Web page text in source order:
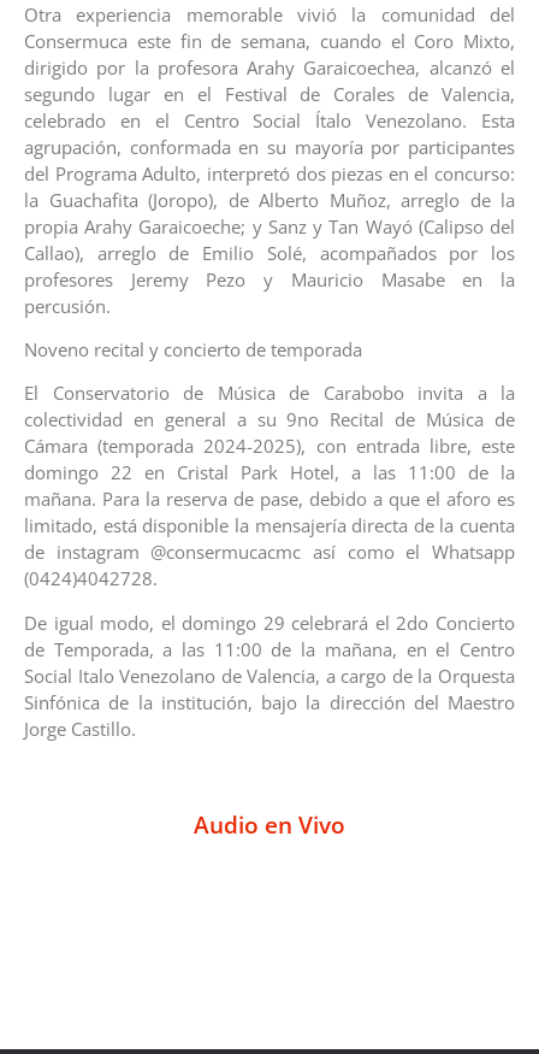
Otra experiencia memorable vivió la comunidad del
Consermuca este fin de semana, cuando el Coro Mixto,
dirigido por la profesora Arahy Garaicoechea, alcanzó el
segundo lugar en el Festival de Corales de Valencia,
celebrado en el Centro Social Ítalo Venezolano. Esta
agrupación, conformada en su mayoría por participantes
del Programa Adulto, interpretó dos piezas en el concurso:
la Guachafita (Joropo), de Alberto Muñoz, arreglo de la
propia Arahy Garaicoeche; y Sanz y Tan Wayó (Calipso del
Callao), arreglo de Emilio Solé, acompañados por los
profesores Jeremy Pezo y Mauricio Masabe en la
percusión.
Noveno recital y concierto de temporada
El Conservatorio de Música de Carabobo invita a la
colectividad en general a su 9no Recital de Música de
Cámara (temporada 2024-2025), con entrada libre, este
domingo 22 en Cristal Park Hotel, a las 11:00 de la
mañana. Para la reserva de pase, debido a que el aforo es
limitado, está disponible la mensajería directa de la cuenta
de instagram @consermucacmc así como el Whatsapp
(0424)4042728.
De igual modo, el domingo 29 celebrará el 2do Concierto
de Temporada, a las 11:00 de la mañana, en el Centro
Social Italo Venezolano de Valencia, a cargo de la Orquesta
Sinfónica de la institución, bajo la dirección del Maestro
Jorge Castillo.
Audio en Vivo